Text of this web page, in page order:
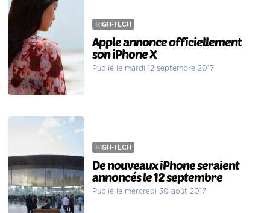
HIGH-TECH
Apple annonce officiellement
son iPhone X
Publié le mardi 12 septembre 2017
HIGH-TECH
De nouveaux iPhone seraient
annoncés le 12 septembre
Publié le mercredi 30 août 2017